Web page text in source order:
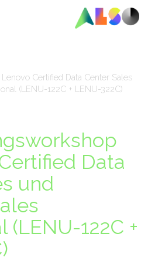
Certified Data Center Sales
(LENU-122C + LENU-322C)
Data
und
(LENU-122C +